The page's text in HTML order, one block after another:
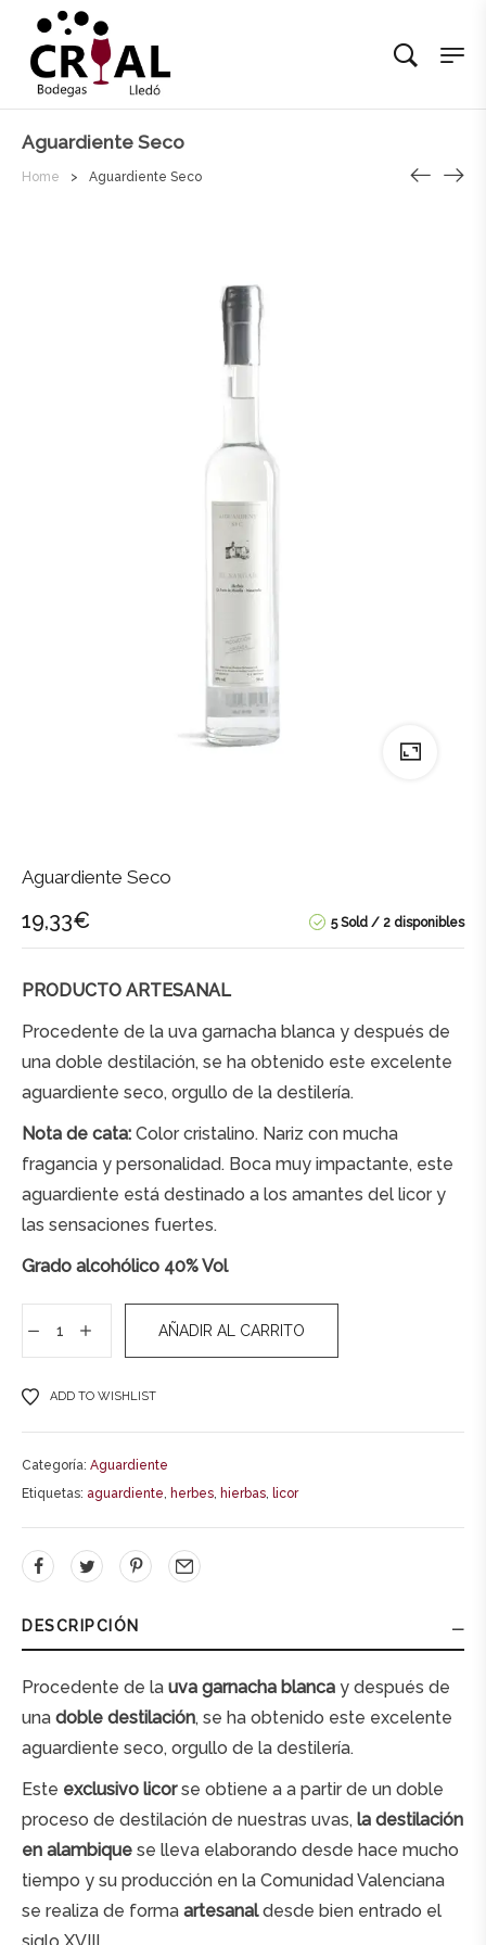
Aguardiente Seco
Home > Aguardiente Seco
Aguardiente Seco
5 Sold 2 disponibles
19,33€
PRODUCTO ARTESANAL
Procedente de la uva garnacha blanca y después de
una doble destilación, se ha obtenido este excelente
aguardiente seco, orgullo de la destilería.
Nota de cata: Color cristalino. Nariz con mucha
fragancia y personalidad. Boca muy impactante, este
aguardiente está destinado a los amantes del licor y
las sensaciones fuertes.
Grado alcohólico 40% Vol
AÑADIR AL CARRITO
ADD TO WISHLIST
e
n
a
e
:
Categoría: Aguardiente
Etiquetas: aguardiente, herbes, hierbas, licor
DESCRIPCIÓN
Procedente de la uva garnacha blanca y después de
una doble destilación, se ha obtenido este excelente
aguardiente seco, orgullo de la destilería.
Este exclusivo licorse obtiene a a partir de un doble
proceso de destilación de nuestras uvas, la destilación
en alambique se lleva elaborando desde hace mucho
tiempo y su producción en la Comunidad Valenciana
se realiza de forma artesanaldesde bien entrado el